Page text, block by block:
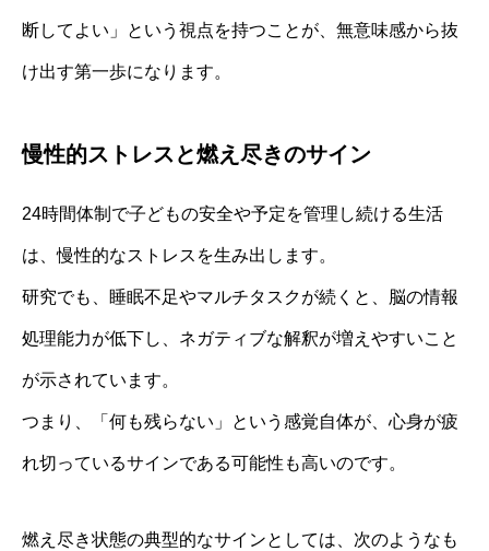
断してよい」という視点を持つことが、無意味感から抜
け出す第一歩になります。
慢性的ストレスと燃え尽きのサイン
24時間体制で子どもの安全や予定を管理し続ける生活
は、慢性的なストレスを生み出します。
研究でも、睡眠不足やマルチタスクが続くと、脳の情報
処理能力が低下し、ネガティブな解釈が増えやすいこと
が示されています。
つまり、「何も残らない」という感覚自体が、心身が疲
れ切っているサインである可能性も高いのです。
燃え尽き状態の典型的なサインとしては、次のようなも